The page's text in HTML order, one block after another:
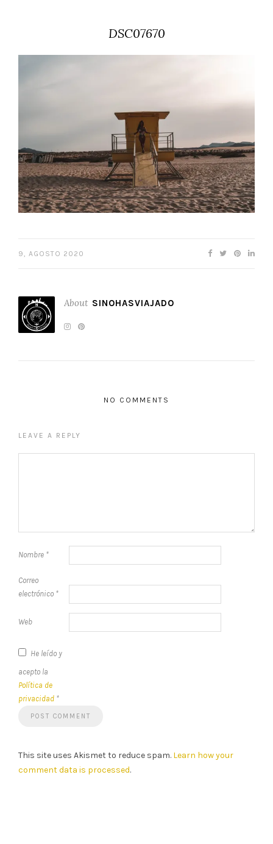
DSC07670
9, AGOSTO 2020
About SINOHASVIAJADO
NO COMMENTS
LEAVE A REPLY
Nombre *
Correo
electrónico *
Web
He leído y
acepto la
Política de
privacidad *
This site uses Akismet to reduce spam. Learn how your
comment data is processed.